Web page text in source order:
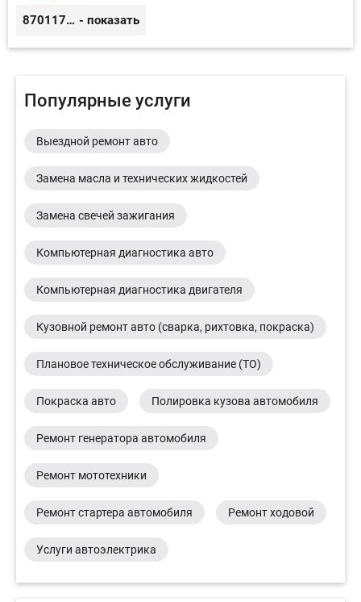
87011754444 - показать
Популярные услуги
Выездной ремонт авто
Замена масла и технических жидкостей
Замена свечей зажигания
Компьютерная диагностика авто
Компьютерная диагностика двигателя
Кузовной ремонт авто (сварка, рихтовка, покраска)
Плановое техническое обслуживание (ТО)
Покраска авто Полировка кузова автомобиля
Ремонт генератора автомобиля
Ремонт мототехники
Ремонт стартера автомобиля Ремонт ходовой
Услуги автоэлектрика